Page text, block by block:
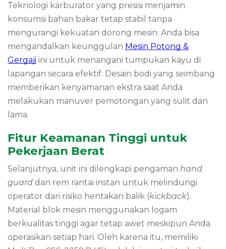
Teknologi karburator yang presisi menjamin
konsumsi bahan bakar tetap stabil tanpa
mengurangi kekuatan dorong mesin. Anda bisa
mengandalkan keunggulan Mesin Potong &
Gergaji ini untuk menangani tumpukan kayu di
lapangan secara efektif. Desain bodi yang seimbang
memberikan kenyamanan ekstra saat Anda
melakukan manuver pemotongan yang sulit dan
lama.
Fitur Keamanan Tinggi untuk
Pekerjaan Berat
Selanjutnya, unit ini dilengkapi pengaman hand
guard dan rem rantai instan untuk melindungi
operator dari risiko hentakan balik (kickback).
Material blok mesin menggunakan logam
berkualitas tinggi agar tetap awet meskipun Anda
operasikan setiap hari. Oleh karena itu, memiliki